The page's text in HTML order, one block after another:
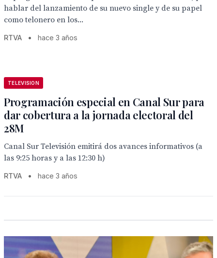
hablar del lanzamiento de su nuevo single y de su papel
como telonero en los...
RTVA • hace 3 años
TELEVISION
Programación especial en Canal Sur para
dar cobertura a la jornada electoral del
28M
Canal Sur Televisión emitirá dos avances informativos (a
las 9:25 horas y a las 12:30 h)
RTVA • hace 3 años